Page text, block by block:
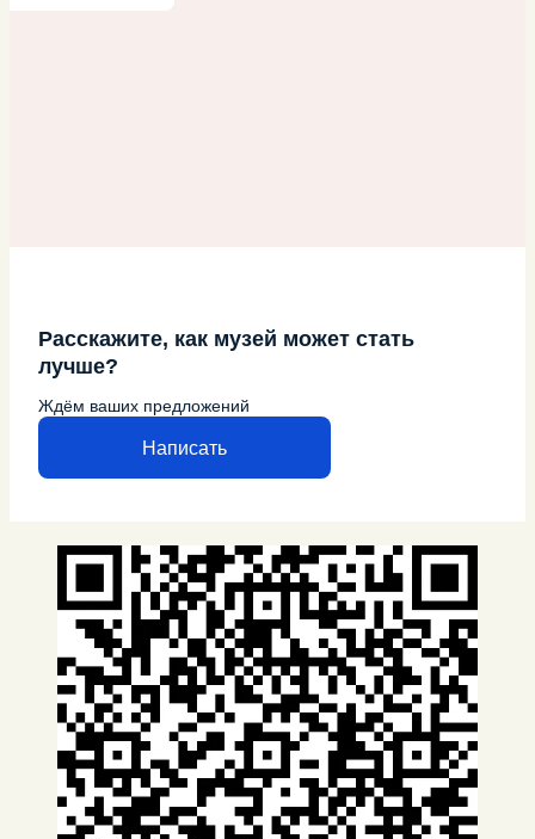
Расскажите, как музей может стать
лучше?
Ждём ваших предложений
Написать